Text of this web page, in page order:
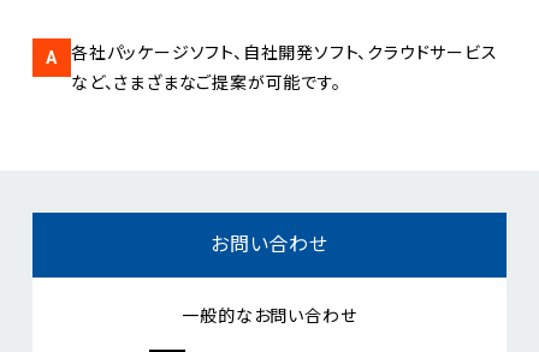
各社パッケージソフト、自社開発ソフト、クラウドサービス
など、さまざまなご提案が可能です。
お問い合わせ
一般的なお問い合わせ